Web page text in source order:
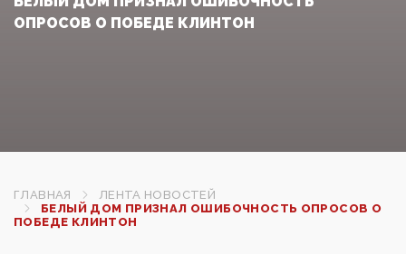
ОПРОСОВ О ПОБЕДЕ КЛИНТОН
ГЛАВНАЯ
ЛЕНТА НОВОСТЕЙ
БЕЛЫЙ ДОМ ПРИЗНАЛ ОШИБОЧНОСТЬ ОПРОСОВ О
ПОБЕДЕ КЛИНТОН